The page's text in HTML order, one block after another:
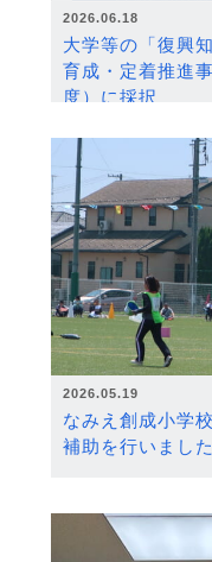
2026.06.18
大学等の「復興
育成・定着推進
度）に採択
2026.05.19
なみえ創成小学
補助を行いました